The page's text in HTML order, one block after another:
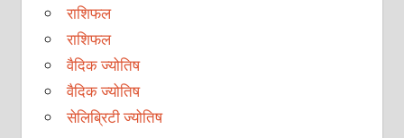
राशिफल
राशिफल
वैदिक ज्योतिष
वैदिक ज्योतिष
सेलिब्रिटी ज्योतिष